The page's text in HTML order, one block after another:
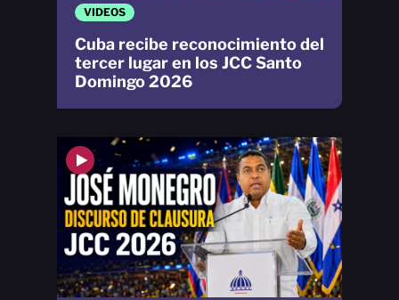
VIDEOS
Cuba recibe reconocimiento del
tercer lugar en los JCC Santo
Domingo 2026